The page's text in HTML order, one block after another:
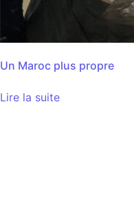
Un Maroc plus propre
Lire la suite